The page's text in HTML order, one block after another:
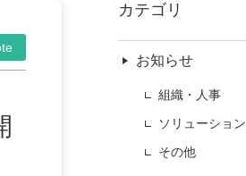
カテゴリ
お知らせ
組織・人事
ソリューション
その他